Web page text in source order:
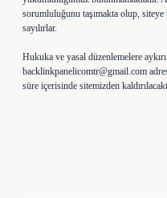
sorumluluğunu taşımakta olup,
sayılırlar.
Hukuka ve yasal düzenlemelere
backlinkpanelicomtr@gmail.com
süre içerisinde sitemizden